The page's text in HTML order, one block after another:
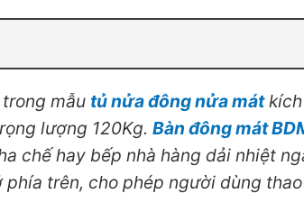
mẫu tủ nửa đông nửa mátkích
lượng 120Kg. Bàn đông mát
chế hay bếp nhà hàng dải nhiệt
trên, cho phép người dùng